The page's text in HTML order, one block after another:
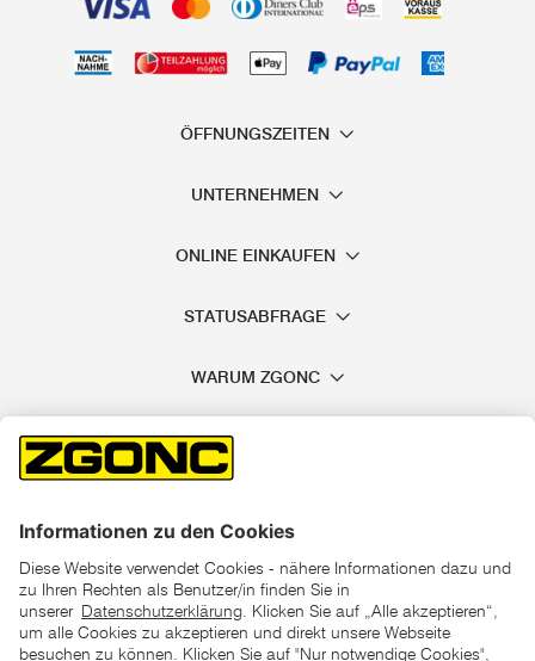
ÖFFNUNGSZEITEN
UNTERNEHMEN
ONLINE EINKAUFEN
STATUSABFRAGE
WARUM ZGONC